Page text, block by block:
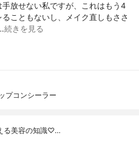
放せない私ですが、これはもう4
こともないし、メイク直しもささ
続きを見る
プコンシーラー
る美容の知識♡…